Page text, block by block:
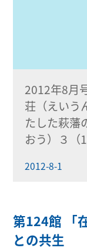
2012年8月
荘（えいう
たした萩
おう）３（
2012-8-1
第124館 「
との共生